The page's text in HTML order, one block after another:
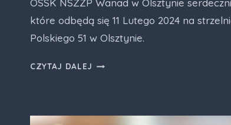
OSSK NSZZP Wanad w Olsztynie
które odbędą się 11 Lutego 2024 na
Polskiego 51 w Olsztynie.
CZYTAJ DALEJ ZIMOWA